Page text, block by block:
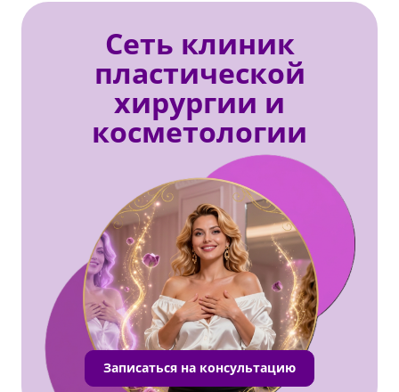
Сеть клиник
пластической
хирургии и
косметологии
Записаться на консультацию